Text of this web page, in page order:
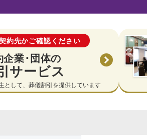
約先かご確認ください
企業･団体の
サービス
として、葬儀割引を提供しています